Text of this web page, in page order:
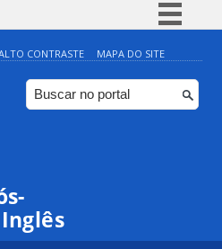
Simplifique!
Comunica BR
Participe
CONTRASTE MAPA DO SITE